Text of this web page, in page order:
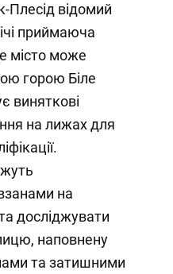
Плесід відомий
приймаюча
місто може
горою Біле
виняткові
на лижах для
на
досліджувати
наповнену
та затишними